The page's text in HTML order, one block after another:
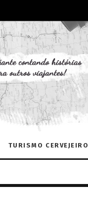
TURISMO CERVEJEIRO